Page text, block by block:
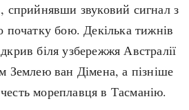
сприйнявши звуковий сигнал з
початку бою. Декілька тижнів
біля узбережжя Австралії
Землею ван Дімена, а пізніше
мореплавця в Тасманію.